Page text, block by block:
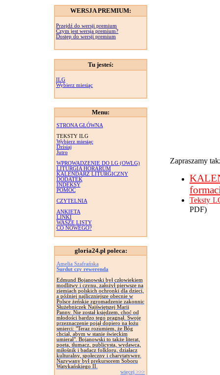
WERSJA PREMIUM:
Przejdź do wersji premium
Czym jest wersja premium?
Dostęp do wersji premium
Tu jesteś:
ILG
Wybierz miesiąc
Menu:
STRONA GŁÓWNA
TEKSTY ILG
Wybierz miesiąc
Dzisiaj
Jutro
WPROWADZENIE DO LG (OWLG)
LITURGIA HORARUM
KALENDARZ LITURGICZNY
DODATEK
INDEKSY
POMOC
CZYTELNIA
ANKIETA
LINKI
WASZE LISTY
CO NOWEGO?
gloria24.pl poleca:
Amelia Szafrańska
Surdut czy rewerenda
Edmund Bojanowski był człowiekiem
modlitwy i czynu, założył pierwsze na
ziemiach polskich ochronki dla dzieci,
a później najliczniejsze obecnie w
Polsce żeńskie zgromadzenie zakonnic
Służebniczek Najświętszej Marii
Panny. Nie został księdzem, choć od
młodości bardzo tego pragnął. Swoje
przeznaczenie pojął dopiero na łożu
smierci: "Teraz rozumiem, że Bóg
chciał, abym w stanie świeckim
umierał". Bojanowski to także literat,
poeta, tłumacz, publicysta, wydawca,
miłośnik i badacz folkloru, działacz
kulturalny, społeczny i charytatywny.
Nazywany był prekursorem Soboru
Watykańskiego II.
więcej >>>
Zapraszamy
Teksty
PDF)